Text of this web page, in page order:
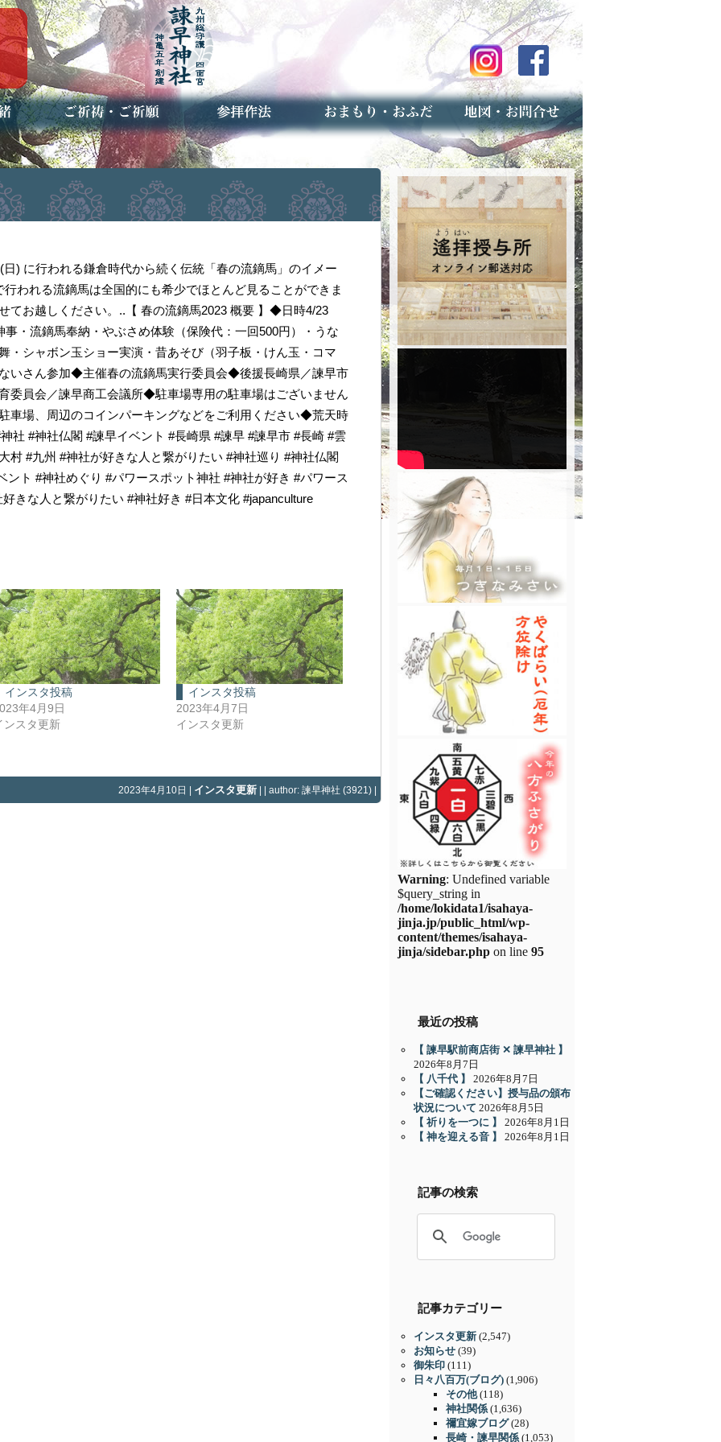
ご祈祷・ご祈願とは
安産祈願
初宮参り
七五三詣
長寿のお祝い
神前結婚式
厄祓い・方位除け
車のお祓い
地鎮祭
神葬祭（神式の葬儀） 神社とは
お参りの作法 授与品のご案内
お焚き上げ（古いお守りのお取り扱い）
アクセスマップ
予約者専用フォーム（事前受付）
日) に行われる鎌倉時代から続く伝統「春の流鏑馬」のイメー
われる流鏑馬は全国的にも希少でほとんど見ることができま
てお越しください。..【 春の流鏑馬2023 概要 】◆日時4/23
・流鏑馬奉納・やぶさめ体験（保険代：一回500円）・うな
・シャボン玉ショー実演・昔あそび（羽子板・けん玉・コマ
いさん参加◆主催春の流鏑馬実行委員会◆後援長崎県／諫早市
委員会／諫早商工会議所◆駐車場専用の駐車場はございません
車場、周辺のコインパーキングなどをご利用ください◆荒天時
社 #神社仏閣 #諫早イベント #長崎県 #諫早 #諫早市 #長崎 #雲
村 #九州 #神社が好きな人と繋がりたい #神社巡り #神社仏閣
ント #神社めぐり #パワースポット神社 #神社が好き #パワース
きな人と繋がりたい #神社好き #日本文化 #japanculture
インスタ投稿
年4月9日
ンスタ更新
インスタ投稿
2023年4月7日
インスタ更新
2023年4月10日 | インスタ更新 | | author: 諫早神社 (3921) |
Warning: Undefined variable
$query_string in
/home/lokidata1/isahaya-
jinja.jp/public_html/wp-
content/themes/isahaya-
jinja/sidebar.php on line 95
最近の投稿
【 諫早駅前商店街 ✕ 諫早神社 】
2026年8月7日
【 八千代 】
2026年8月7日
【ご確認ください】授与品の頒布
状況について 2026年8月5日
【 祈りを一つに 】
2026年8月1日
【 神を迎える音 】
2026年8月1日
記事の検索
記事カテゴリー
インスタ更新 (2,547)
お知らせ (39)
御朱印 (111)
日々八百万(ブログ) (1,906)
その他(118)
神社関係 (1,636)
禰宜嫁ブログ(28)
長崎・諫早関係 (1,053)